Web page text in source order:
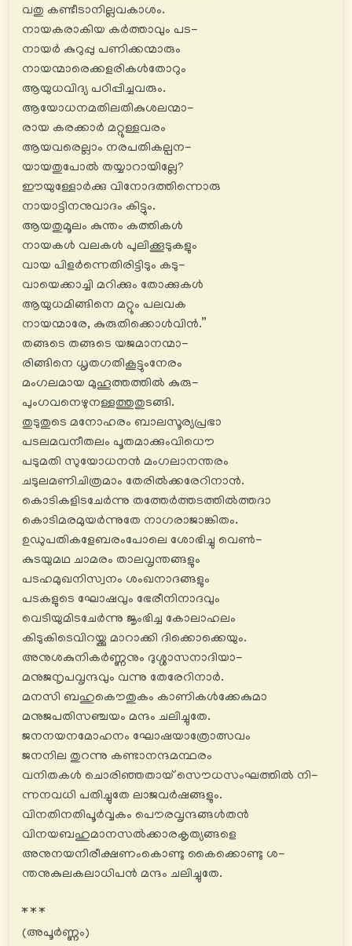
വതു കണ്ടീടാനില്ലവകാശം.
നായകരാകിയ കര്‍ത്താവും പട-
നായർ കുറുപ്പു പണിക്കന്മാരും
നായന്മാരെക്കളരികൾതോറും
ആയുധവിദ്യ പഠിപ്പിച്ചവരും.
ആയോധനമതിലതികുശലന്മാ-
രായ കരക്കാർ മറ്റുള്ളവരം
ആയവരെല്ലാം നരപതികല്പന-
യായതുപോൽ തയ്യാറായില്ലേ?
ഈയുള്ളോര്‍ക്കു വിനോദത്തിന്നൊരു
നായാട്ടിനനുവാദം കിട്ടും.
ആയതുമൂലം കുന്തം കത്തികൾ
നായകൾ വലകൾ പുലിക്കൂടുകളും
വായ പിളര്‍ന്നെതിരിട്ടിടും കടു-
വായെക്കാച്ചി മറിക്കും തോക്കുകൾ
ആയുധമിങ്ങിനെ മറ്റും പലവക
നായന്മാരേ, കുരുതിക്കൊൾവിൻ.”
തങ്ങടെ തങ്ങടെ യജമാനന്മാ-
രിങ്ങിനെ ധൃതഗതികൂട്ടുംനേരം
മംഗലമായ മുഹൂത്തത്തിൽ കുരു-
പുംഗവനെഴുനള്ളത്തുതുടങ്ങി.
തുടുതുടെ മനോഹരം ബാലസൂര്യപ്രഭാ
പടലമവനീതലം പൂതമാക്കുംവിധൌ
പടുമതി സുയോധനൻ മംഗലാനന്തരം
ചടുലമണിചിത്രമാം തേരിൽക്കരേറിനാൻ.
കൊടികളിടചേര്‍ന്നു തത്തേര്‍ത്തടത്തിൽത്തദാ
കൊടിമരമുയര്‍ന്നുതേ നാഗരാജാങ്കിതം.
ഉഡുപതികളേബരംപോലെ ശോഭിച്ചു വെൺ-
കുടയുമഥ ചാമരം താലവൃന്തങ്ങളും
പടഹമുഖനിസ്വനം ശംഖനാദങ്ങളും
പടകളുടെ ഘോഷവും ഭേരീനിനാദവും
വെടിയുമിടചേര്‍ന്നു ജൃംഭിച്ച കോലാഹലം
കിടുകിടെവിറയ്ക്കു മാറാക്കി ദിക്കൊക്കെയും.
അനുശകുനികര്‍ണ്ണനും ദുശ്ശാസനാദിയാ-
മനുജനൃപവൃന്ദവും വന്നു തേരേറിനാർ.
മനസി ബഹുകൌതുകം കാണികൾക്കേകുമാ
മനുജപതിസഞ്ചയം മന്ദം ചലിച്ചുതേ.
ജനനയനമോഹനം ഘോഷയാത്രോത്സവം
ജനനില തുറന്നു കണ്ടാനന്ദമന്ഥരം
വനിതകൾ ചൊരിഞ്ഞതായ് സൌധസംഘത്തിൽ നി-
ന്നനവധി പതിച്ചുതേ ലാജവര്‍ഷങ്ങളും.
വിനതിനതിപൂർവ്വകം പൌരവൃന്ദങ്ങൾതൻ
വിനയബഹുമാനസൽക്കാരകൃത്യങ്ങളെ
അനുനയനിരീക്ഷണംകൊണ്ടു കൈക്കൊണ്ടു ശ-
ന്തനുകുലകലാധിപൻ മന്ദം ചലിച്ചുതേ.
* * *
(അപൂര്‍ണ്ണം)